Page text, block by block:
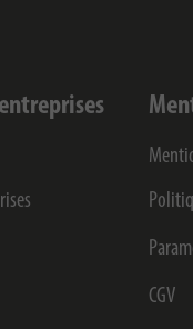
CGV